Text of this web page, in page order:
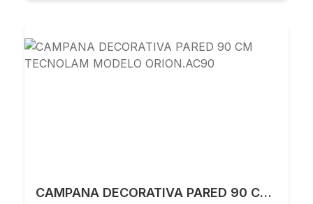
CAMPANA DECORATIVA PARED 90 CM TECNOLAM MODELO ORION.AC90